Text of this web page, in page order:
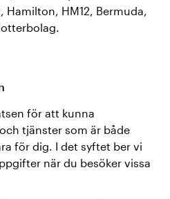
Hamilton, HM12, Bermuda,
för att kunna
tjänster som är både
för dig. I det syftet ber vi
när du besöker vissa